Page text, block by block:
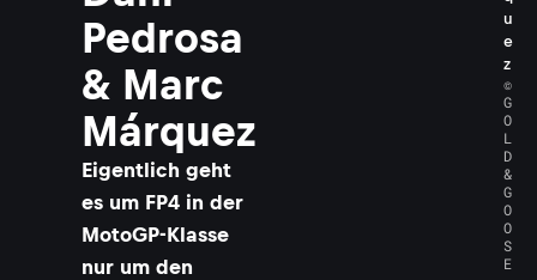
Pedrosa
& Marc
Márquez
Eigentlich geht
es um FP4 in der
MotoGP-Klasse
nur um den
u
e
z
©
G
O
L
D
&
G
O
O
S
E